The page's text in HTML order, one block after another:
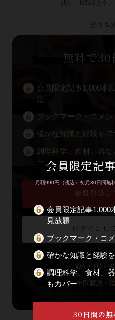
残り： 文字／
続きを
無料で30
会員限定記事1,000本
題
ブックマーク・コメ
確かな知識と経験を
調理科学、食材、器
ー
会員登録
ログインし
WA・TO・
年間購読・
会員限定記
月額990円（税込）初月30日間
会員限定記事1,000
見放題
ブックマーク・コ
確かな知識と経験
調理科学、食材、
もカバー
30日間の